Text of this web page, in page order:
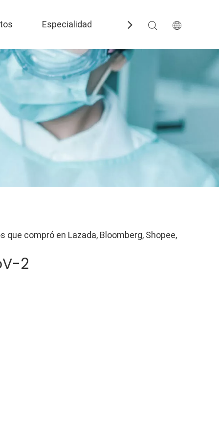
Especialidad Preguntas más
compró en Lazada, Bloomberg, Shopee,
2